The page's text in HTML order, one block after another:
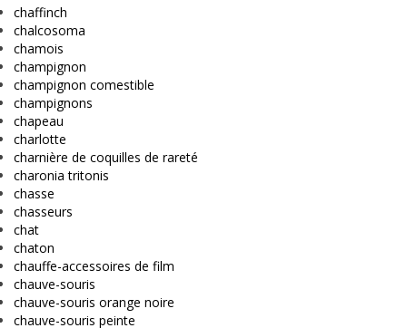
chaffinch
chalcosoma
chamois
champignon
champignon comestible
champignons
chapeau
charlotte
charnière de coquilles de rareté
charonia tritonis
chasse
chasseurs
chat
chaton
chauffe-accessoires de film
chauve-souris
chauve-souris orange noire
chauve-souris peinte